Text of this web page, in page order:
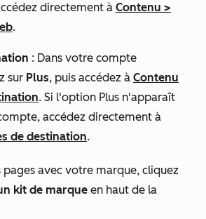
directement à Contenu >
.
: Dans votre compte
sur Plus, puis accédez à Contenu
. Si l'option Plus n'apparaît
accédez directement à
de destination.
pages avec votre marque, cliquez
kit de marque en haut de la